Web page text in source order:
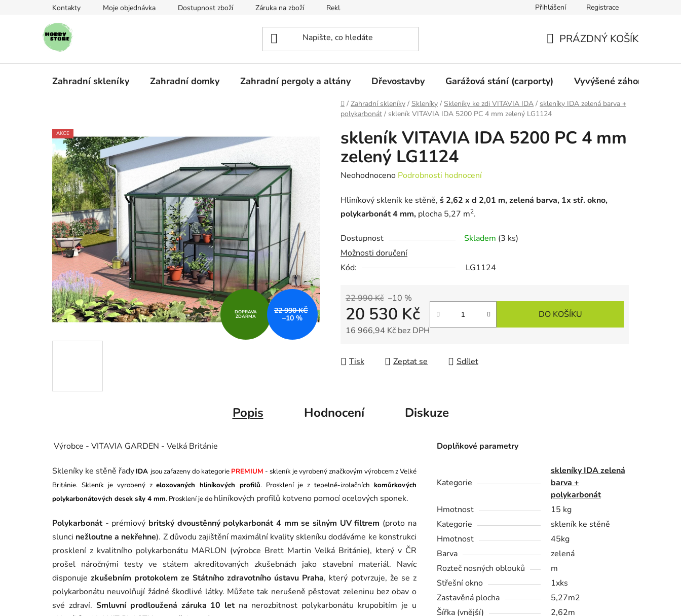
Kontakty Moje objednávka Dostupnost zboží Záruka na zboží Reklamace Mimosoudní vyrovnání Obchodní podmínky
Přihlášení Registrace
KOŠÍK
PRÁZDNÝ KOŠÍK
Zahradní skleníky Zahradní domky Zahradní pergoly a altány Dřevostavby Garážová stání (carporty) Vyvýšené záhony
Domů
/ Zahradní skleníky / Skleníky / Skleníky ke zdi VITAVIA IDA / skleníky IDA zelená barva +
polykarbonát / skleník VITAVIA IDA 5200 PC 4 mm zelený LG1124
skleník VITAVIA IDA 5200 PC 4 mm
zelený LG1124
Průměrné
produktu
je
z
5
hvězdiček.
Neohodnoceno Podrobnosti hodnocení
Hliníkový skleník ke stěně, š 2,62 x d 2,01 m, zelená barva, 1x stř. okno,
polykarbonát 4 mm, plocha 5,27 m2.
Dostupnost Skladem (3 ks)
Možnosti doručení
Kód:
LG1124
22 990 Kč –10 %
20 530 Kč
16 966,94 Kč bez DPH
DO KOŠÍKU
Tisk Zeptat se Sdílet
AKCE
DOPRAVA
ZDARMA
22 990 KČ
–10 %
Popis Hodnocení Diskuze
Výrobce - VITAVIA GARDEN - Velká Británie
Skleníky ke stěně řady IDA jsou zařazeny do kategorie PREMIUM - skleník je vyrobený značkovým výrobcem z Velké
Británie. Skleník je vyrobený zeloxovaných hliníkových profilů. Prosklení je z tepelně-izolačních komůrkových
polykarbonátových desek síly 4 mm. Prosklení je do hliníkových profilů kotveno pomocí ocelových sponek.
Polykarbonát - prémiový britský dvoustěnný polykarbonát 4 mm se silným UV filtrem (proto na
slunci nežloutne a nekřehne). Z důvodu zajištění maximální kvality skleníku dodáváme ke konstrukci
prosklení z kvalitního polykarbonátu MARLON (výrobce Brett Martin Velká Británie), který v ČR
prošel náročnými testy ve státem akreditovaných zkušebnách jako stavební materiál. Navíc
disponujezkušebním protokolem ze Státního zdravotního ústavu Praha, který potvrzuje, že se z
polykarbonátu neuvolňují žádné škodlivé látky. Můžete tak nerušeně pěstovat zeleninu bez obav o
své zdraví. Smluvní prodloužená záruka 10 letna nerozbitnost polykarbonátu krupobitím je u
Doplňkové parametry
Kategorie
skleníky IDA zelená
barva +
polykarbonát
Hmotnost
15 kg
Kategorie
skleník ke stěně
Hmotnost
45kg
Barva
zelená
Rozteč nosných oblouků
m
Střešní okno
1xks
Zastavěná plocha
5,27m2
Šířka (vnější)
2,62m